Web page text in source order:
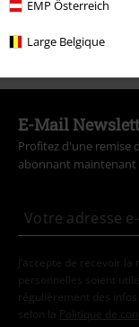
EMP Österreich
Large Belgique
E-Mail
Profitez d'une remise
abonnant maintenant
J’accepte de recevoir
personnelles soient
régulièrement des
selon la
Politique de